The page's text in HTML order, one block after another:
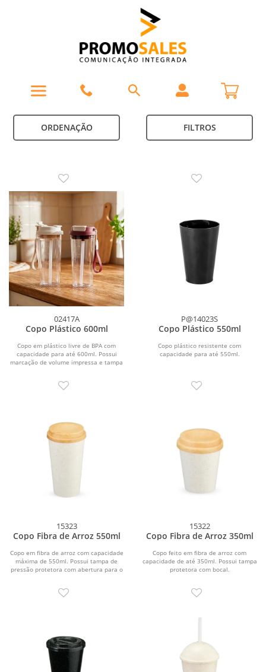
ORDENAÇÃO FILTROS
02417A
Copo Plástico 600ml
Copo em plástico livre de BPA com
capacidade para até 600ml. Possui
marcação de volume impressa e tampa
P@14023S
Copo Plástico 550ml
Copo plástico resistente com
capacidade para até 550ml.
15323
Copo Fibra de Arroz 550ml
Copo em fibra de arroz com capacidade
máxima de 550ml. Possui tampa de
pressão protetora com abertura para o
15322
Copo Fibra de Arroz 350ml
Copo feito em fibra de arroz com
capacidade de até 350ml. Possui tampa
protetora com bocal.